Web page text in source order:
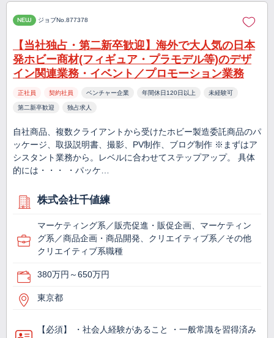
NEW ジョブNo.877378
【当社独占・第二新卒歓迎】海外で大人気の日本
発ホビー商材(フィギュア・プラモデル等)のデザ
イン関連業務・イベント／プロモーション業務
正社員 契約社員 ベンチャー企業 年間休日120日以上 未経験可
第二新卒歓迎 独占求人
自社商品、複数クライアントから受けたホビー製造委託商品のパ
ッケージ、取扱説明書、撮影、PV制作、ブログ制作 ※まずはア
シスタント業務から。レベルに合わせてステップアップ。 具体
的には・・・ ・パッケ…
株式会社千値練
マーケティング系／販売促進・販促企画、マーケティン
グ系／商品企画・商品開発、クリエイティブ系／その他
クリエイティブ系職種
380万円～650万円
東京都
【必須】 ・社会人経験があること ・一般常識を習得済み